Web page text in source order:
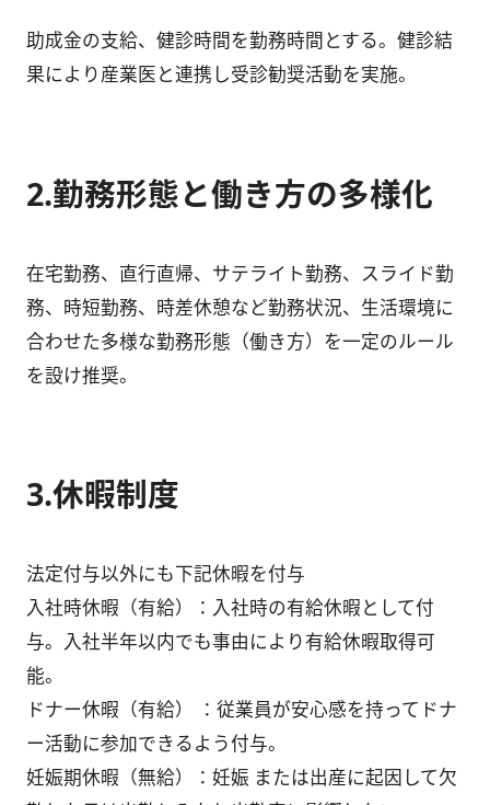
助成金の支給、健診時間を勤務時間とする。健診結
果により産業医と連携し受診勧奨活動を実施。
2.勤務形態と働き方の多様化
在宅勤務、直行直帰、サテライト勤務、スライド勤
務、時短勤務、時差休憩など勤務状況、生活環境に
合わせた多様な勤務形態（働き方）を一定のルール
を設け推奨。
3.休暇制度
法定付与以外にも下記休暇を付与
入社時休暇（有給）：入社時の有給休暇として付
与。入社半年以内でも事由により有給休暇取得可
能。
ドナー休暇（有給） ：従業員が安心感を持ってドナ
ー活動に参加できるよう付与。
妊娠期休暇（無給）：妊娠 または出産に起因して欠